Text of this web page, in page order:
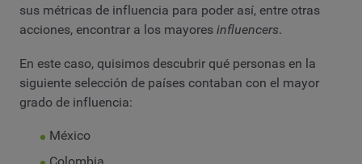
sus métricas de influencia para poder así, entre otras
acciones, encontrar a los mayores influencers.
En este caso, quisimos descubrir qué personas en la
siguiente selección de países contaban con el mayor
grado de influencia:
México